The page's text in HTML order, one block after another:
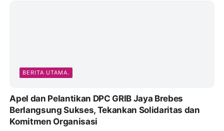
BERITA UTAMA.
Apel dan Pelantikan DPC GRIB Jaya Brebes
Berlangsung Sukses, Tekankan Solidaritas dan
Komitmen Organisasi